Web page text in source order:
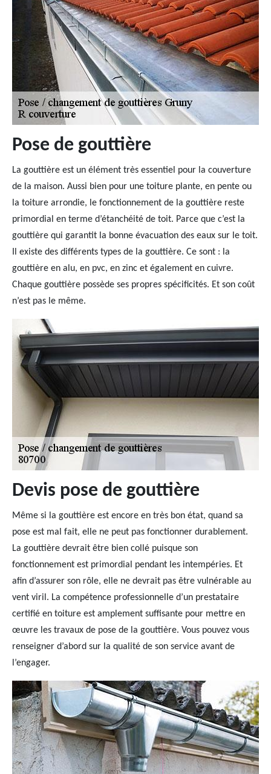
Pose de gouttière
La gouttière est un élément très essentiel pour la couverture
de la maison. Aussi bien pour une toiture plante, en pente ou
la toiture arrondie, le fonctionnement de la gouttière reste
primordial en terme d’étanchéité de toit. Parce que c’est la
gouttière qui garantit la bonne évacuation des eaux sur le toit.
Il existe des différents types de la gouttière. Ce sont : la
gouttière en alu, en pvc, en zinc et également en cuivre.
Chaque gouttière possède ses propres spécificités. Et son coût
n’est pas le même.
Devis pose de gouttière
Même si la gouttière est encore en très bon état, quand sa
pose est mal fait, elle ne peut pas fonctionner durablement.
La gouttière devrait être bien collé puisque son
fonctionnement est primordial pendant les intempéries. Et
afin d’assurer son rôle, elle ne devrait pas être vulnérable au
vent viril. La compétence professionnelle d’un prestataire
certifié en toiture est amplement suffisante pour mettre en
œuvre les travaux de pose de la gouttière. Vous pouvez vous
renseigner d’abord sur la qualité de son service avant de
l’engager.